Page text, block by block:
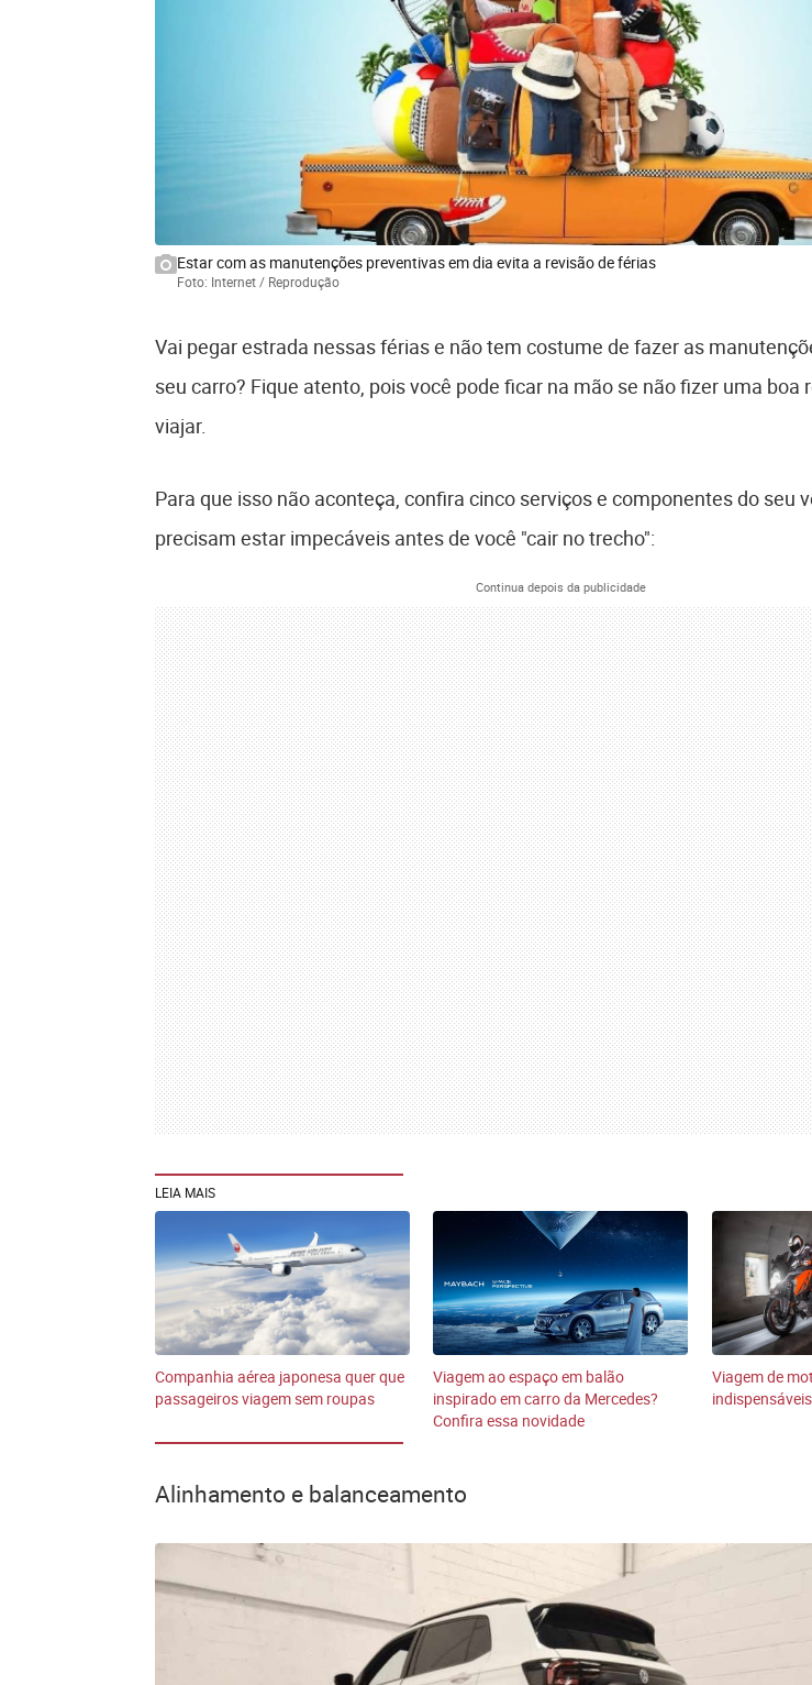
Estar com as manutenções preventivas em dia evita a revisão de férias
Foto: Internet / Reprodução
Vai pegar estrada nessas férias e não tem costume de fazer as
seu carro? Fique atento, pois você pode ficar na mão se não fizer uma boa
viajar.
Para que isso não aconteça, confira cinco serviços e componentes do seu
precisam estar impecáveis antes de você "cair no trecho":
Continua depois da publicidade
LEIA MAIS
Companhia aérea japonesa quer que
passageiros viagem sem roupas
Viagem ao espaço em balão
inspirado em carro da Mercedes?
Confira essa novidade
Viagem de
indispensáveis
Alinhamento e balanceamento